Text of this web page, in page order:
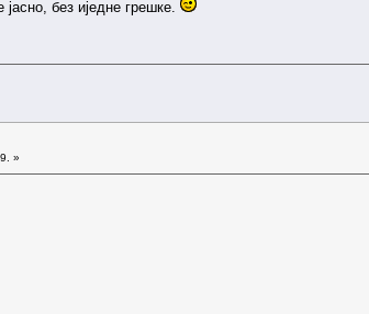
без иједне грешке.
»